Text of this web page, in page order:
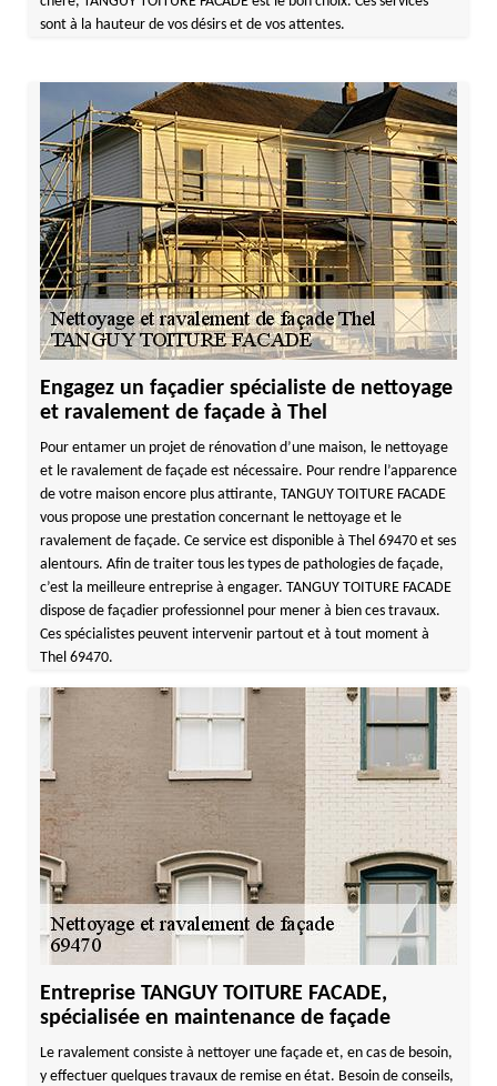
sont à la hauteur de vos désirs et de vos attentes.
Engagez un façadier spécialiste de nettoyage
et ravalement de façade à Thel
Pour entamer un projet de rénovation d’une maison, le nettoyage
et le ravalement de façade est nécessaire. Pour rendre l’apparence
de votre maison encore plus attirante, TANGUY TOITURE FACADE
vous propose une prestation concernant le nettoyage et le
ravalement de façade. Ce service est disponible à Thel 69470 et ses
alentours. Afin de traiter tous les types de pathologies de façade,
c’est la meilleure entreprise à engager. TANGUY TOITURE FACADE
dispose de façadier professionnel pour mener à bien ces travaux.
Ces spécialistes peuvent intervenir partout et à tout moment à
Thel 69470.
Entreprise TANGUY TOITURE FACADE,
spécialisée en maintenance de façade
Le ravalement consiste à nettoyer une façade et, en cas de besoin,
y effectuer quelques travaux de remise en état. Besoin de conseils,